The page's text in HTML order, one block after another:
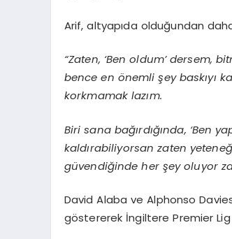
Arif, altyapıda olduğundan
“Zaten, ‘Ben oldum’ dersem,
bence en önemli şey baskıyı
korkmamak lazım.
Biri sana bağırdığında, ‘Ben
kaldırabiliyorsan zaten
güvendiğinde her şey oluyor
David Alaba ve Alphonso
göstererek İngiltere Premier